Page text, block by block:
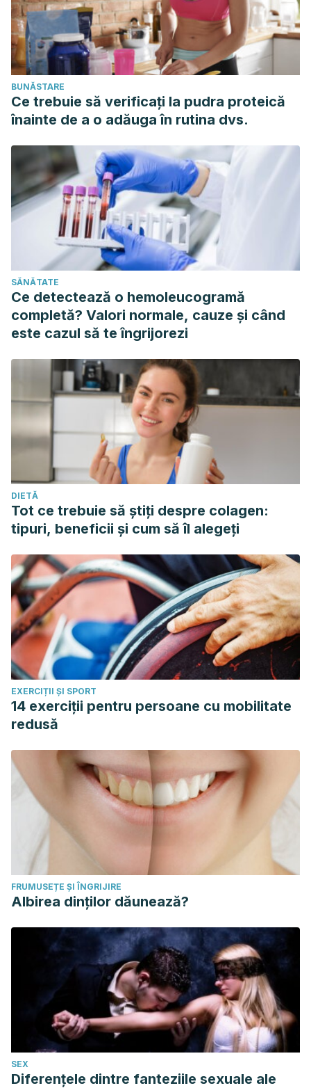
BUNĂSTARE
Ce trebuie să verificați la pudra proteică
înainte de a o adăuga în rutina dvs.
SĂNĂTATE
Ce detectează o hemoleucogramă
completă? Valori normale, cauze și când
este cazul să te îngrijorezi
DIETĂ
Tot ce trebuie să știți despre colagen:
tipuri, beneficii și cum să îl alegeți
EXERCIȚII ȘI SPORT
14 exerciții pentru persoane cu mobilitate
redusă
FRUMUSEȚE ȘI ÎNGRIJIRE
Albirea dinților dăunează?
SEX
Diferențele dintre fanteziile sexuale ale